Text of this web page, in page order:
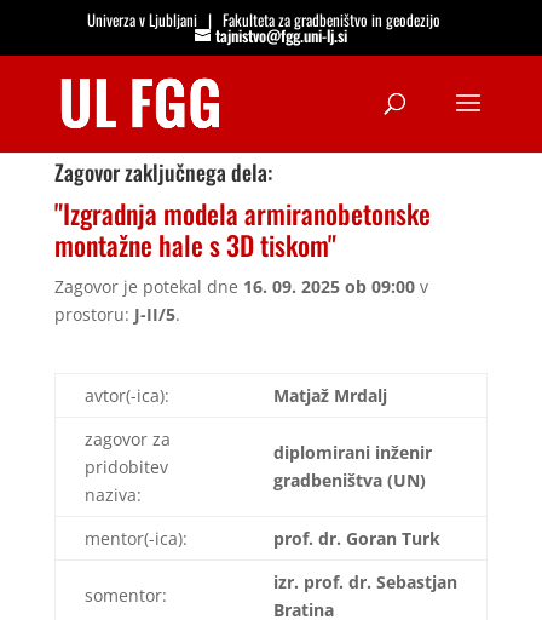
Univerza v Ljubljani |Fakulteta za gradbeništvo in geodezijo
tajnistvo@fgg.uni-lj.si
Zagovor zaključnega dela:
"Izgradnja modela armiranobetonske
montažne hale s 3D tiskom"
Zagovor je potekal dne 16. 09. 2025 ob 09:00v
prostoru: J-II/5.
avtor(-ica):
Matjaž Mrdalj
zagovor za
pridobitev
naziva:
diplomirani inženir
gradbeništva (UN)
mentor(-ica): prof. dr. Goran Turk
somentor:
izr. prof. dr. Sebastjan
Bratina